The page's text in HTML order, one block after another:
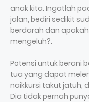
anak kita. Ingatlah
jalan, bediri sedikit
berdarah dan
mengeluh?.
Potensi untuk berani
tua yang dapat
naikkursi takut jatuh,
Dia tidak pernah